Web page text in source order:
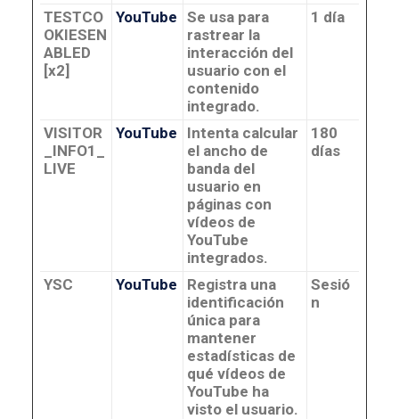
TESTCO
OKIESEN
ABLED
[x2]
YouTube Se usa para
rastrear la
interacción del
usuario con el
contenido
integrado.
1 día
VISITOR
_INFO1_
LIVE
YouTube
Intenta calcular
el ancho de
banda del
usuario en
páginas con
vídeos de
YouTube
integrados.
180
días
YSC YouTube
Registra una
identificación
única para
mantener
estadísticas de
qué vídeos de
YouTube ha
visto el usuario.
Sesió
n